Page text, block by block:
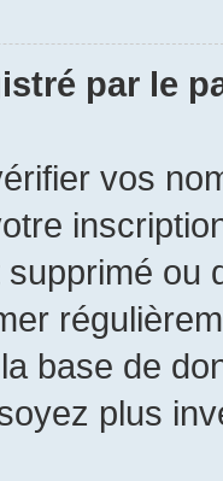
par le
vos
supprimé
base de
plus